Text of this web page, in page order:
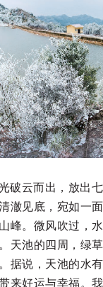
破云而出，放出七
澈见底，宛如一面
峰。微风吹过，水
天池的四周，绿草
据说，天池的水有
来好运与幸福。我